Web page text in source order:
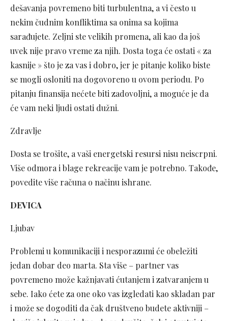
dešavanja povremeno biti turbulentna, a vi često u
nekim čudnim konfliktima sa onima sa kojima
sarađujete. Zeljni ste velikih promena, ali kao da još
uvek nije pravo vreme za njih. Dosta toga će ostati « za
kasnije » što je za vas i dobro, jer je pitanje koliko biste
se mogli osloniti na dogovoreno u ovom periodu. Po
pitanju finansija nećete biti zadovoljni, a moguće je da
će vam neki ljudi ostati dužni.
Zdravlje
Dosta se trošite, a vaši energetski resursi nisu neiscrpni.
Više odmora i blage rekreacije vam je potrebno. Takođe,
povedite više računa o načinu ishrane.
DEVICA
Ljubav
Problemi u komunikaciji i nesporazumi će obeležiti
jedan dobar deo marta. Sta više – partner vas
povremeno može kažnjavati ćutanjem i zatvaranjem u
sebe. Iako ćete za one oko vas izgledati kao skladan par
i može se dogoditi da čak društveno budete aktivniji –